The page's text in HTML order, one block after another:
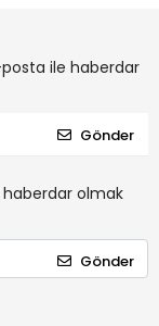
ile haberdar
Gönder
olmak
Gönder